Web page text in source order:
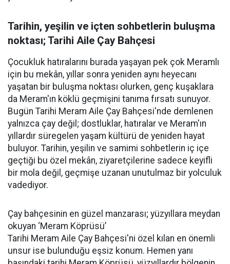
Tarihin, yeşilin ve içten sohbetlerin buluşma
noktası; Tarihi Aile Çay Bahçesi
Çocukluk hatıralarını burada yaşayan pek çok Meramlı
için bu mekân, yıllar sonra yeniden aynı heyecanı
yaşatan bir buluşma noktası olurken, genç kuşaklara
da Meram'ın köklü geçmişini tanıma fırsatı sunuyor.
Bugün Tarihi Meram Aile Çay Bahçesi'nde demlenen
yalnızca çay değil; dostluklar, hatıralar ve Meram'ın
yıllardır süregelen yaşam kültürü de yeniden hayat
buluyor. Tarihin, yeşilin ve samimi sohbetlerin iç içe
geçtiği bu özel mekân, ziyaretçilerine sadece keyifli
bir mola değil, geçmişe uzanan unutulmaz bir yolculuk
vadediyor.
Çay bahçesinin en güzel manzarası; yüzyıllara meydan
okuyan ‘Meram Köprüsü’
Tarihi Meram Aile Çay Bahçesi'ni özel kılan en önemli
unsur ise bulunduğu eşsiz konum. Hemen yanı